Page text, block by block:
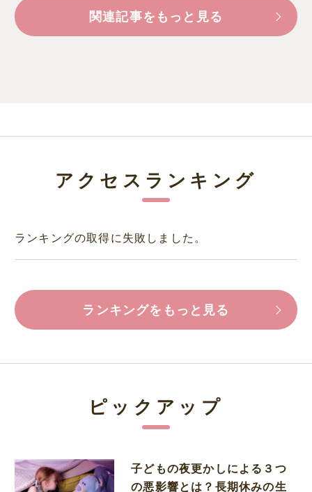
関連記事をもっと見る
アクセスランキング
ランキングの取得に失敗しました。
ランキングをもっと見る
ピックアップ
子どもの夜更かしによる３つ
の悪影響とは？長期休みの生